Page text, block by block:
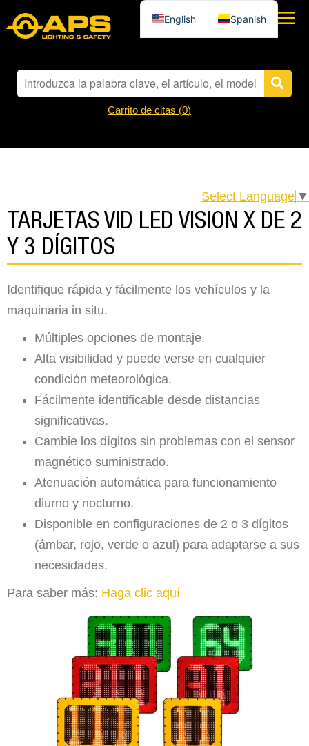
Carrito de citas (0)
Select Language ▼
TARJETAS VID LED VISION X DE 2
Y 3 DÍGITOS
Identifique rápida y fácilmente los vehículos y la
maquinaria in situ.
Múltiples opciones de montaje.
Alta visibilidad y puede verse en cualquier
condición meteorológica.
Fácilmente identificable desde distancias
significativas.
Cambie los dígitos sin problemas con el sensor
magnético suministrado.
Atenuación automática para funcionamiento
diurno y nocturno.
Disponible en configuraciones de 2 o 3 dígitos
(ámbar, rojo, verde o azul) para adaptarse a sus
necesidades.
Para saber más: Haga clic aquí
English Spanish